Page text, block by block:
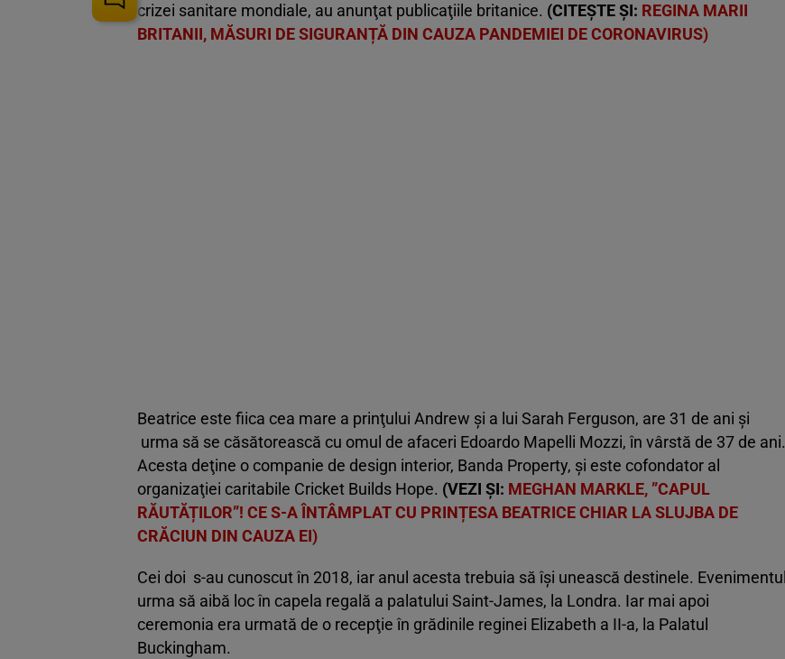
crizei sanitare mondiale, au anunţat publicaţiile britanice. (CITEȘTE ȘI: REGINA MARII
BRITANII, MĂSURI DE SIGURANȚĂ DIN CAUZA PANDEMIEI DE CORONAVIRUS)
Beatrice este fiica cea mare a prinţului Andrew şi a lui Sarah Ferguson, are 31 de ani și
urma să se căsătorească cu omul de afaceri Edoardo Mapelli Mozzi, în vârstă de 37 de ani.
Acesta deţine o companie de design interior, Banda Property, şi este cofondator al
organizaţiei caritabile Cricket Builds Hope. (VEZI ȘI: MEGHAN MARKLE, ”CAPUL
RĂUTĂȚILOR”! CE S-A ÎNTÂMPLAT CU PRINȚESA BEATRICE CHIAR LA SLUJBA DE
CRĂCIUN DIN CAUZA EI)
Cei doi s-au cunoscut în 2018, iar anul acesta trebuia să își unească destinele. Evenimentul
urma să aibă loc în capela regală a palatului Saint-James, la Londra. Iar mai apoi
ceremonia era urmată de o recepţie în grădinile reginei Elizabeth a II-a, la Palatul
Buckingham.